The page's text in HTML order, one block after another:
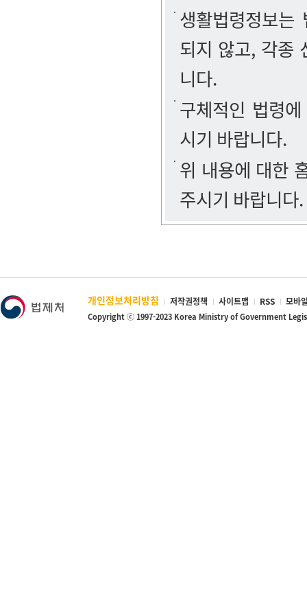
생활법령정보
되지 않고, 각종
니다.
구체적인 법령
시기 바랍니다.
위 내용에 대한
주시기 바랍니다.
개인정보처리방침 저작권정책 사이트맵 RSS 모바
Copyright ⓒ 1997-2023 Korea Ministry of Government